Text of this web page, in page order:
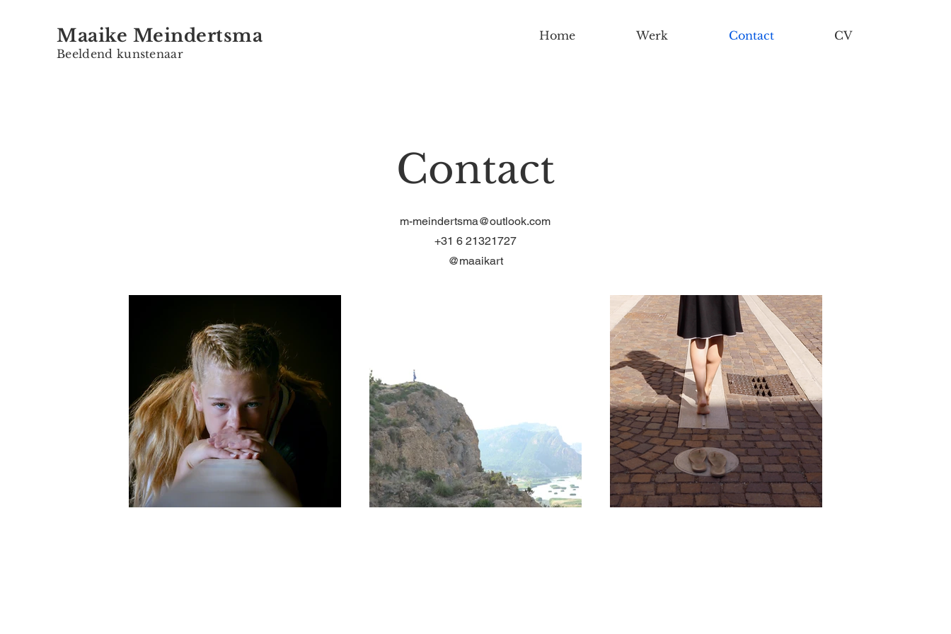
Maaike Meindertsma
Beeldend kunstenaar
Home Werk Contact CV
Contact
m-meindertsma@outlook.com
+31 6 21321727
@maaikart